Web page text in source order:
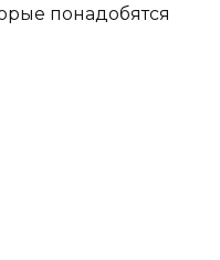
понадобятся